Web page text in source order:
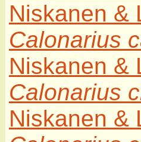
Niskanen &
Calonarius
Niskanen &
Calonarius
Niskanen &